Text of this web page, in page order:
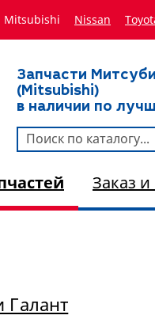
Mitsubishi Nissan
Запчасти
(Mitsubishi)
в наличии по
Заказ и
Галант